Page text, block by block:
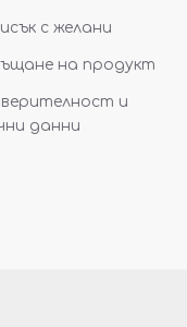
с желани
на продукт
и
данни